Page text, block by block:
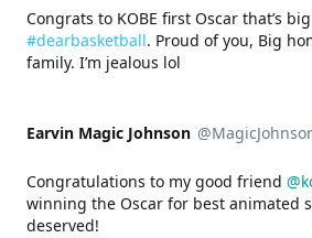
#dearbasketball. Proud of you, Big
family. I’m jealous lol
Earvin Magic Johnson
Congratulations to my good friend
winning the Oscar for best animated
deserved!